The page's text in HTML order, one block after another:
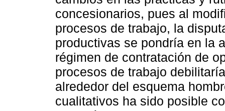
concesionarios, pues al
procesos de trabajo, la
productivas se pondría en la
régimen de contratación de
procesos de trabajo
alrededor del esquema
cualitativos ha sido posible